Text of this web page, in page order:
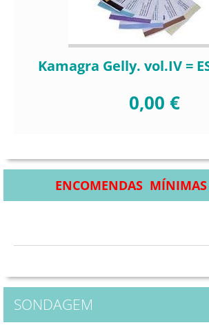
Kamagra Gelly. vol.IV =
0,00 €
ENCOMENDAS MÍNIMAS
SONDAGEM